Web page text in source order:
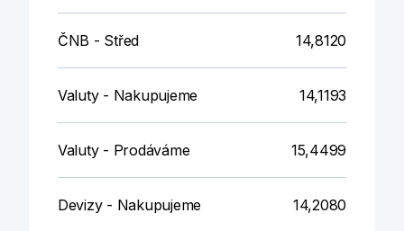
ČNB - Střed 14,8120
Valuty - Nakupujeme 14,1193
Valuty - Prodáváme 15,4499
Devizy - Nakupujeme 14,2080